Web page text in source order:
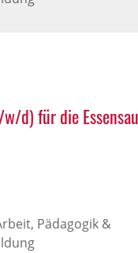
d) für die
Pädagogik &